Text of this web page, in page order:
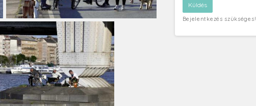
Bejelentkezés szükséges!